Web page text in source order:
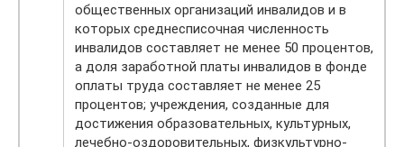
общественных организаций инвалидов и в
которых среднесписочная численность
инвалидов составляет не менее 50 процентов,
а доля заработной платы инвалидов в фонде
оплаты труда составляет не менее 25
процентов; учреждения, созданные для
достижения образовательных, культурных,
лечебно-оздоровительных, физкультурно-